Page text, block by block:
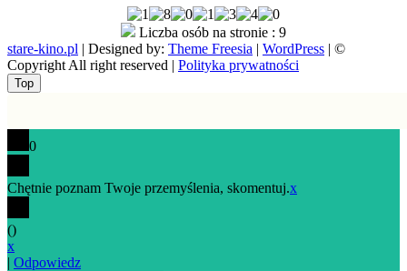
Liczba osób na stronie : 9
stare-kino.pl | Designed by: Theme Freesia | WordPress | ©
Copyright All right reserved | Polityka prywatności
Go
to
Top
0
Chętnie poznam Twoje przemyślenia, skomentuj.x
()
x
| Odpowiedz